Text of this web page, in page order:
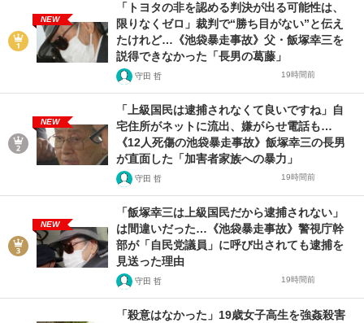
NEW
「トヨタの非を認める判決が出る可能性は、
限りなくゼロ」裁判で“勝ち目がない”と伝え
たけれど…《池袋暴走事故》父・飯塚幸三を
説得できなかった「長男の葛藤」
守田 哲 19時間前
NEW
「上級国民は逮捕されなくて良いですね」自
宅住所がネットに流出、嫌がらせ電話も…
《12人死傷の池袋暴走事故》飯塚幸三の長男
が直面した「加害者家族への暴力」
守田 哲 19時間前
NEW
「飯塚幸三は上級国民だから逮捕されない」
は間違いだった…《池袋暴走事故》警視庁幹
部が「自民党議員」に呼び出されても逮捕を
見送った理由
守田 哲 19時間前
「殺意はなかった」19歳女子高生を強姦殺害